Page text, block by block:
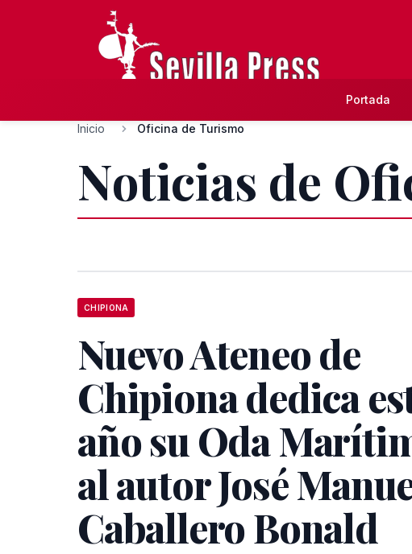
Portada
Inicio Oficina de Turismo
Noticias de
CHIPIONA
Nuevo Ateneo de
Chipiona dedica
año su Oda
al autor José
Caballero Bonald